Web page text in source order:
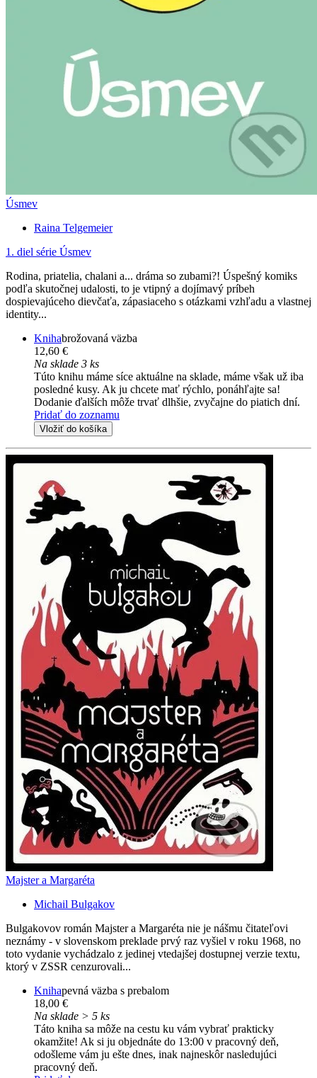
Úsmev
Raina Telgemeier
1. diel série Úsmev
Rodina, priatelia, chalani a... dráma so zubami?! Úspešný komiks
podľa skutočnej udalosti, to je vtipný a dojímavý príbeh
dospievajúceho dievčaťa, zápasiaceho s otázkami vzhľadu a vlastnej
identity...
Knihabrožovaná väzba
12,60 €
Na sklade 3 ks
Túto knihu máme síce aktuálne na sklade, máme však už iba
posledné kusy. Ak ju chcete mať rýchlo, ponáhľajte sa!
Dodanie ďalších môže trvať dlhšie, zvyčajne do piatich dní.
Pridať do zoznamu
Vložiť do košíka
Majster a Margaréta
Michail Bulgakov
Bulgakovov román Majster a Margaréta nie je nášmu čitateľovi
neznámy - v slovenskom preklade prvý raz vyšiel v roku 1968, no
toto vydanie vychádzalo z jedinej vtedajšej dostupnej verzie textu,
ktorý v ZSSR cenzurovali...
Knihapevná väzba s prebalom
18,00 €
Na sklade > 5 ks
Táto kniha sa môže na cestu ku vám vybrať prakticky
okamžite! Ak si ju objednáte do 13:00 v pracovný deň,
odošleme vám ju ešte dnes, inak najneskôr nasledujúci
pracovný deň.